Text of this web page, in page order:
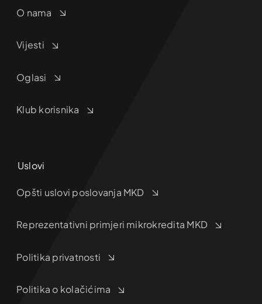
O nama
Vijesti
Oglasi
Klub korisnika
Uslovi
Opšti uslovi poslovanja MKD
Reprezentativni primjeri mikrokredita MKD
Politika privatnosti
Politika o kolačićima